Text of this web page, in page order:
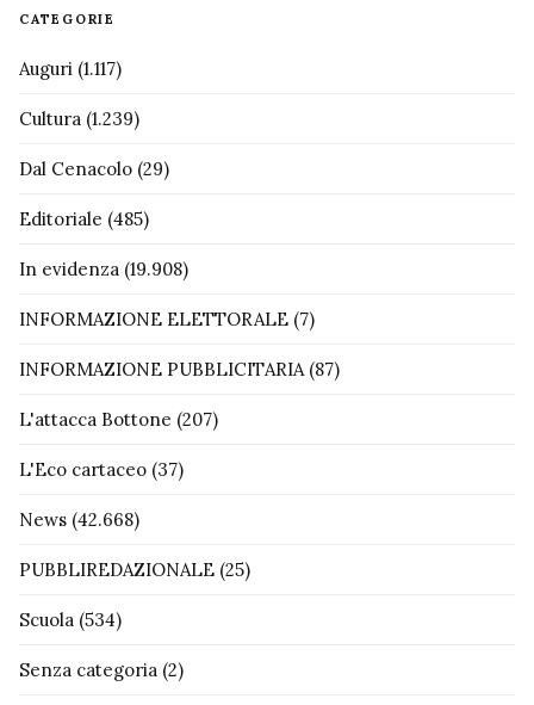
CATEGORIE
Auguri (1.117)
Cultura (1.239)
Dal Cenacolo (29)
Editoriale (485)
In evidenza (19.908)
INFORMAZIONE ELETTORALE (7)
INFORMAZIONE PUBBLICITARIA (87)
L'attacca Bottone (207)
L'Eco cartaceo (37)
News (42.668)
PUBBLIREDAZIONALE (25)
Scuola (534)
Senza categoria (2)